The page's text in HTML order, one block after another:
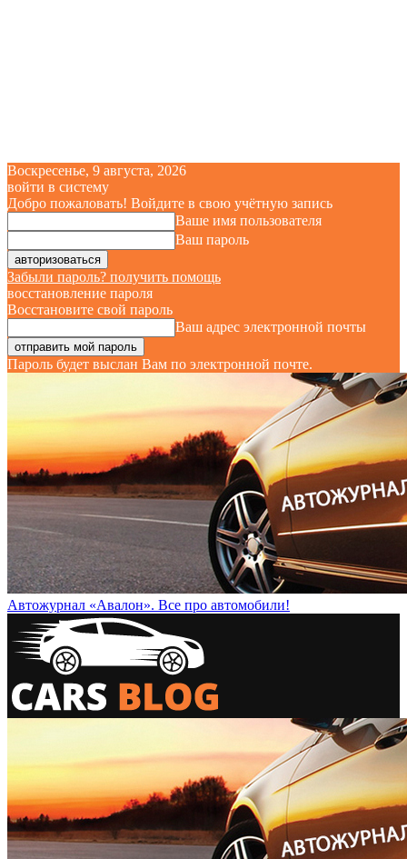
Воскресенье, 9 августа, 2026
войти в систему
Добро пожаловать! Войдите в свою учётную запись
Ваше имя пользователя
Ваш пароль
Забыли пароль? получить помощь
восстановление пароля
Восстановите свой пароль
Ваш адрес электронной почты
Пароль будет выслан Вам по электронной почте.
Автожурнал «Авалон». Все про автомобили!